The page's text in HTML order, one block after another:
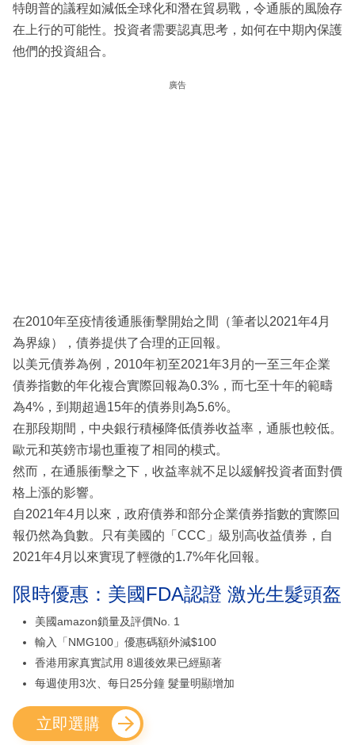
特朗普的議程如減低全球化和潛在貿易戰，令通脹的風險存
在上行的可能性。投資者需要認真思考，如何在中期內保護
他們的投資組合。
廣告
在2010年至疫情後通脹衝擊開始之間（筆者以2021年4月
為界線），債券提供了合理的正回報。
以美元債券為例，2010年初至2021年3月的一至三年企業
債券指數的年化複合實際回報為0.3%，而七至十年的範疇
為4%，到期超過15年的債券則為5.6%。
在那段期間，中央銀行積極降低債券收益率，通脹也較低。
歐元和英鎊市場也重複了相同的模式。
然而，在通脹衝擊之下，收益率就不足以緩解投資者面對價
格上漲的影響。
自2021年4月以來，政府債券和部分企業債券指數的實際回
報仍然為負數。只有美國的「CCC」級別高收益債券，自
2021年4月以來實現了輕微的1.7%年化回報。
限時優惠：美國FDA認證 激光生髮頭盔
美國amazon鎖量及評價No. 1
輸入「NMG100」優惠碼額外減$100
香港用家真實試用 8週後效果已經顯著
每週使用3次、每日25分鐘 髮量明顯增加
立即選購